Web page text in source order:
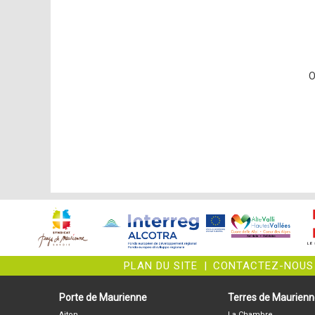
PLAN DU SITE | CONTACTEZ-NOUS
Porte de Maurienne Terres de